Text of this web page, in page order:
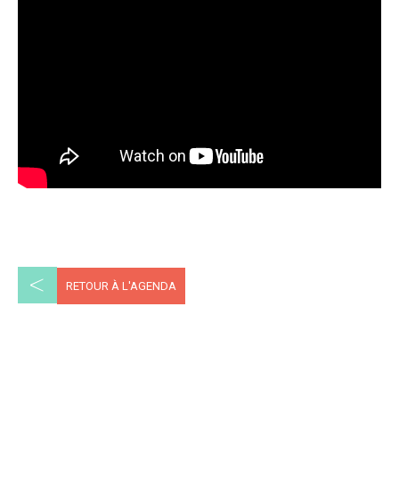
< RETOUR À L'AGENDA